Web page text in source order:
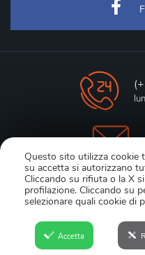
©1995-2026 Starfarm
a Roma -
Questo sito utilizza cookie
su accetta si autorizzano
Cliccando su rifiuta o la X
profilazione. Cliccando su
selezionare quali cookie di
Accetta